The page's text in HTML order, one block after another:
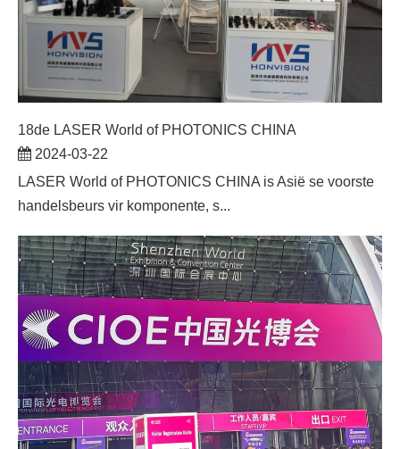
18de LASER World of PHOTONICS CHINA
2024-03-22
LASER World of PHOTONICS CHINA is Asië se voorste
handelsbeurs vir komponente, s...